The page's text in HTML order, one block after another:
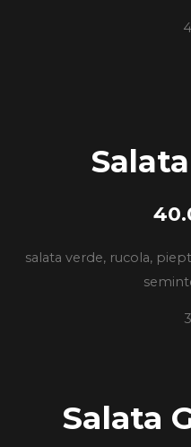
salata verde, rucola,
Salata